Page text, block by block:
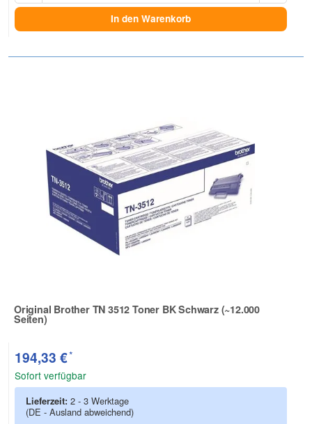
In den Warenkorb
Original Brother TN 3512 Toner BK Schwarz (~12.000
Seiten)
Zur Artikelbewertung
194,33 €*
Sofort verfügbar
Lieferzeit: 2 - 3 Werktage
(DE - Ausland abweichend)